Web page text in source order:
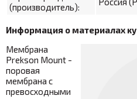
(производитель):
Информация о материалах
Мембрана
Prekson Mount -
поровая
мембрана с
превосходными